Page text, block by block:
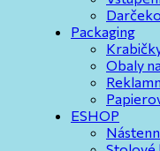
Packaging
Obaly
ESHOP